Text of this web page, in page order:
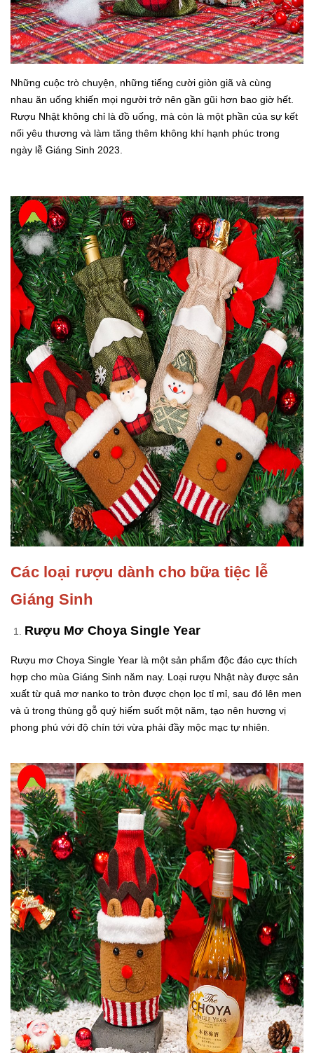
Những cuộc trò chuyện, những tiếng cười giòn giã và cùng
nhau ăn uống khiến mọi người trở nên gần gũi hơn bao giờ hết.
Rượu Nhật không chỉ là đồ uống, mà còn là một phần của sự kết
nối yêu thương và làm tăng thêm không khí hạnh phúc trong
ngày lễ Giáng Sinh 2023.
Các loại rượu dành cho bữa tiệc lễ
Giáng Sinh
Rượu Mơ Choya Single Year
Rượu mơ Choya Single Year là một sản phẩm độc đáo cực thích
hợp cho mùa Giáng Sinh năm nay. Loại rượu Nhật này được sản
xuất từ quả mơ nanko to tròn được chọn lọc tỉ mỉ, sau đó lên men
và ủ trong thùng gỗ quý hiếm suốt một năm, tạo nên hương vị
phong phú với độ chín tới vừa phải đầy mộc mạc tự nhiên.